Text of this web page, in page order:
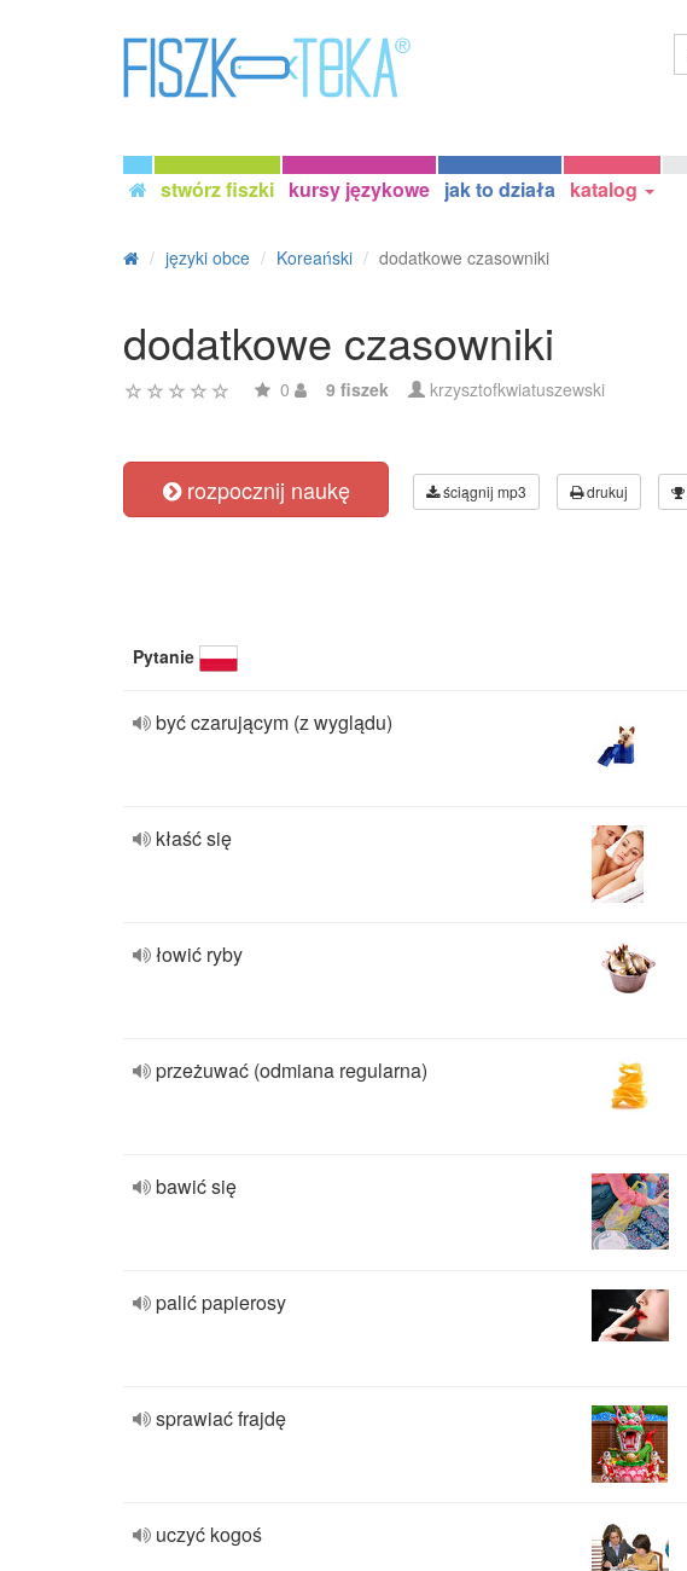
stwórz fiszki kursy językowe jak to działa katalog
języki obce Koreański dodatkowe czasowniki
dodatkowe czasowniki
0 9 fiszek krzysztofkwiatuszewski
rozpocznij naukę ściągnij mp3 drukuj
Pytanie
być czarującym (z wyglądu)
kłaść się
łowić ryby
przeżuwać (odmiana regularna)
bawić się
palić papierosy
sprawiać frajdę
uczyć kogoś